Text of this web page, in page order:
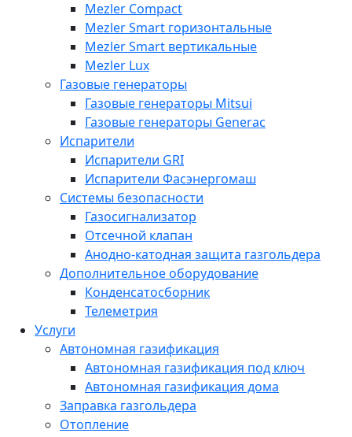
Mezler Compact
Mezler Smart горизонтальные
Mezler Smart вертикальные
Mezler Lux
Газовые генераторы
Газовые генераторы Mitsui
Газовые генераторы Generac
Испарители
Испарители GRI
Испарители Фасэнергомаш
Системы безопасности
Газосигнализатор
Отсечной клапан
Анодно-катодная защита газгольдера
Дополнительное оборудование
Конденсатосборник
Телеметрия
Услуги
Автономная газификация
Автономная газификация под ключ
Автономная газификация дома
Заправка газгольдера
Отопление